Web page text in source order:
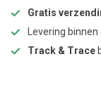
Gratis
Levering binnen
Track & Trace